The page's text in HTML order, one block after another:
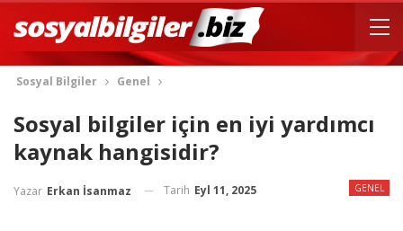
Sosyal Bilgiler Genel
Sosyal bilgiler için en iyi yardımcı
kaynak hangisidir?
GENEL
Yazar Erkan İsanmaz Tarih Eyl 11, 2025